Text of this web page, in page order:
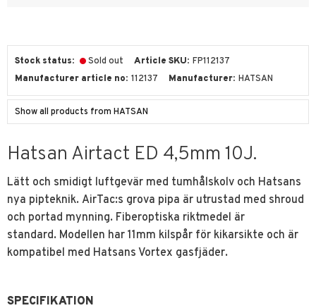
Stock status Sold out Article SKU FP112137
Manufacturer article no 112137 Manufacturer HATSAN
Show all products from HATSAN
Hatsan Airtact ED 4,5mm 10J.
Lätt och smidigt luftgevär med tumhålskolv och Hatsans
nya pipteknik. AirTac:s grova pipa är utrustad med shroud
och portad mynning. Fiberoptiska riktmedel är
standard. Modellen har 11mm kilspår för kikarsikte och är
kompatibel med Hatsans Vortex gasfjäder.
SPECIFIKATION